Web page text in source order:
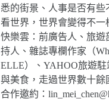
悉的街景、人事是否有些
看世界，世界會變得不一
快樂雲：前廣告人、旅遊
持人、雜誌專欄作家（
ELLE）、YAHOO旅遊
與美食，走過世界數十餘
合作邀約：